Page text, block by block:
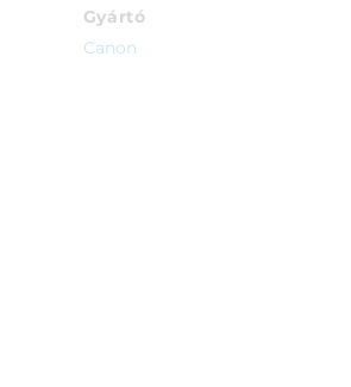
Gyártó
Canon